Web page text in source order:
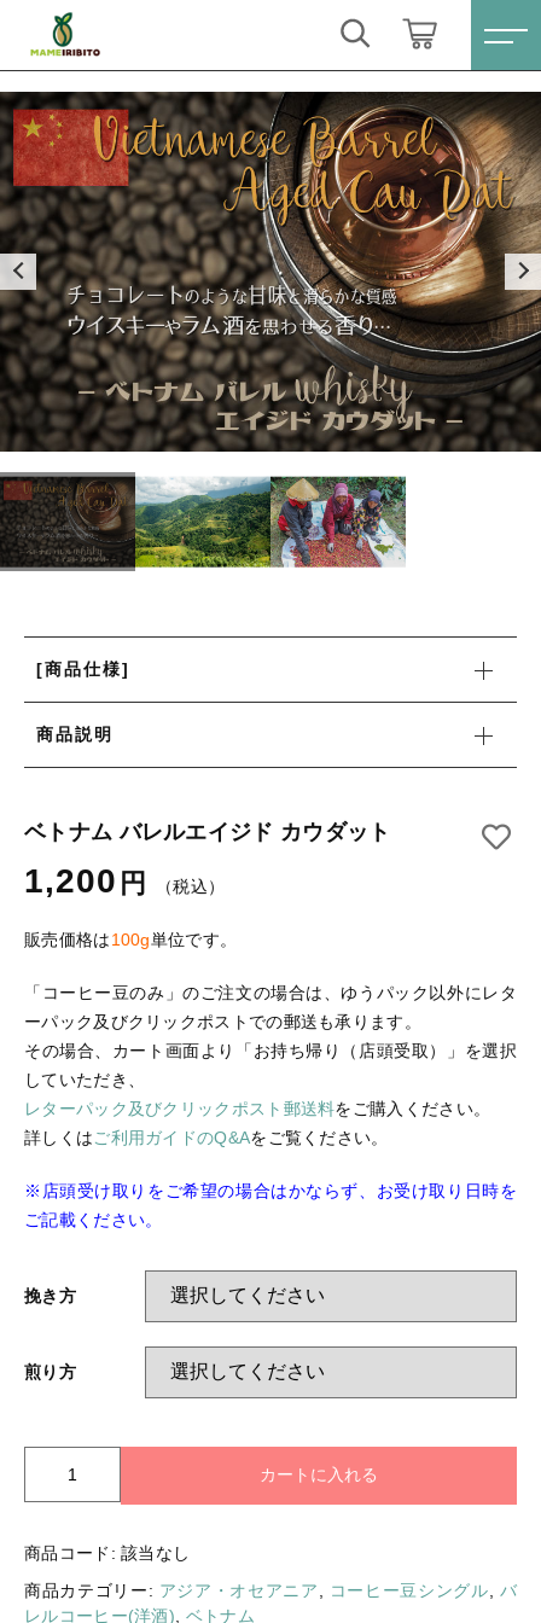
[商品仕様]
商品説明
ベトナム バレルエイジド カウダット
1,200 円 （税込）
販売価格は100g単位です。
「コーヒー豆のみ」のご注文の場合は、ゆうパック以外にレタ
ーパック及びクリックポストでの郵送も承ります。
その場合、カート画面より「お持ち帰り（店頭受取）」を選択
していただき、
レターパック及びクリックポスト郵送料をご購入ください。
詳しくはご利用ガイドのQ&Aをご覧ください。
※店頭受け取りをご希望の場合はかならず、お受け取り日時を
ご記載ください。
挽き方
煎り方
ム
レ
カートに入れる
商品コード:該当なし
商品カテゴリー: アジア・オセアニア, コーヒー豆シングル, バ
レルコーヒー(洋酒), ベトナム
カートに商品を追加しました
ベトナム バレルエイジド カウダット
挽き方
煎り方
数量
（税込）
ショッピングを続ける
カートを確認する
ログイン / 会員登録
お気に入り
すべての商品
Sale(セール)
おススメ商品
ブレンドコーヒー
月別商品ラインナップ
新着商品
当店について
ご利用ガイド
お問い合わせ
ログイン
すべて
Sale(セール)
おススメ商品
コーヒー豆シングル
ブレンドコーヒー
月別商品ラインナップ
コーヒー器具
その他
キーワード検索
こだわり検索
親カテゴリ
子カテゴリ
価格帯
～